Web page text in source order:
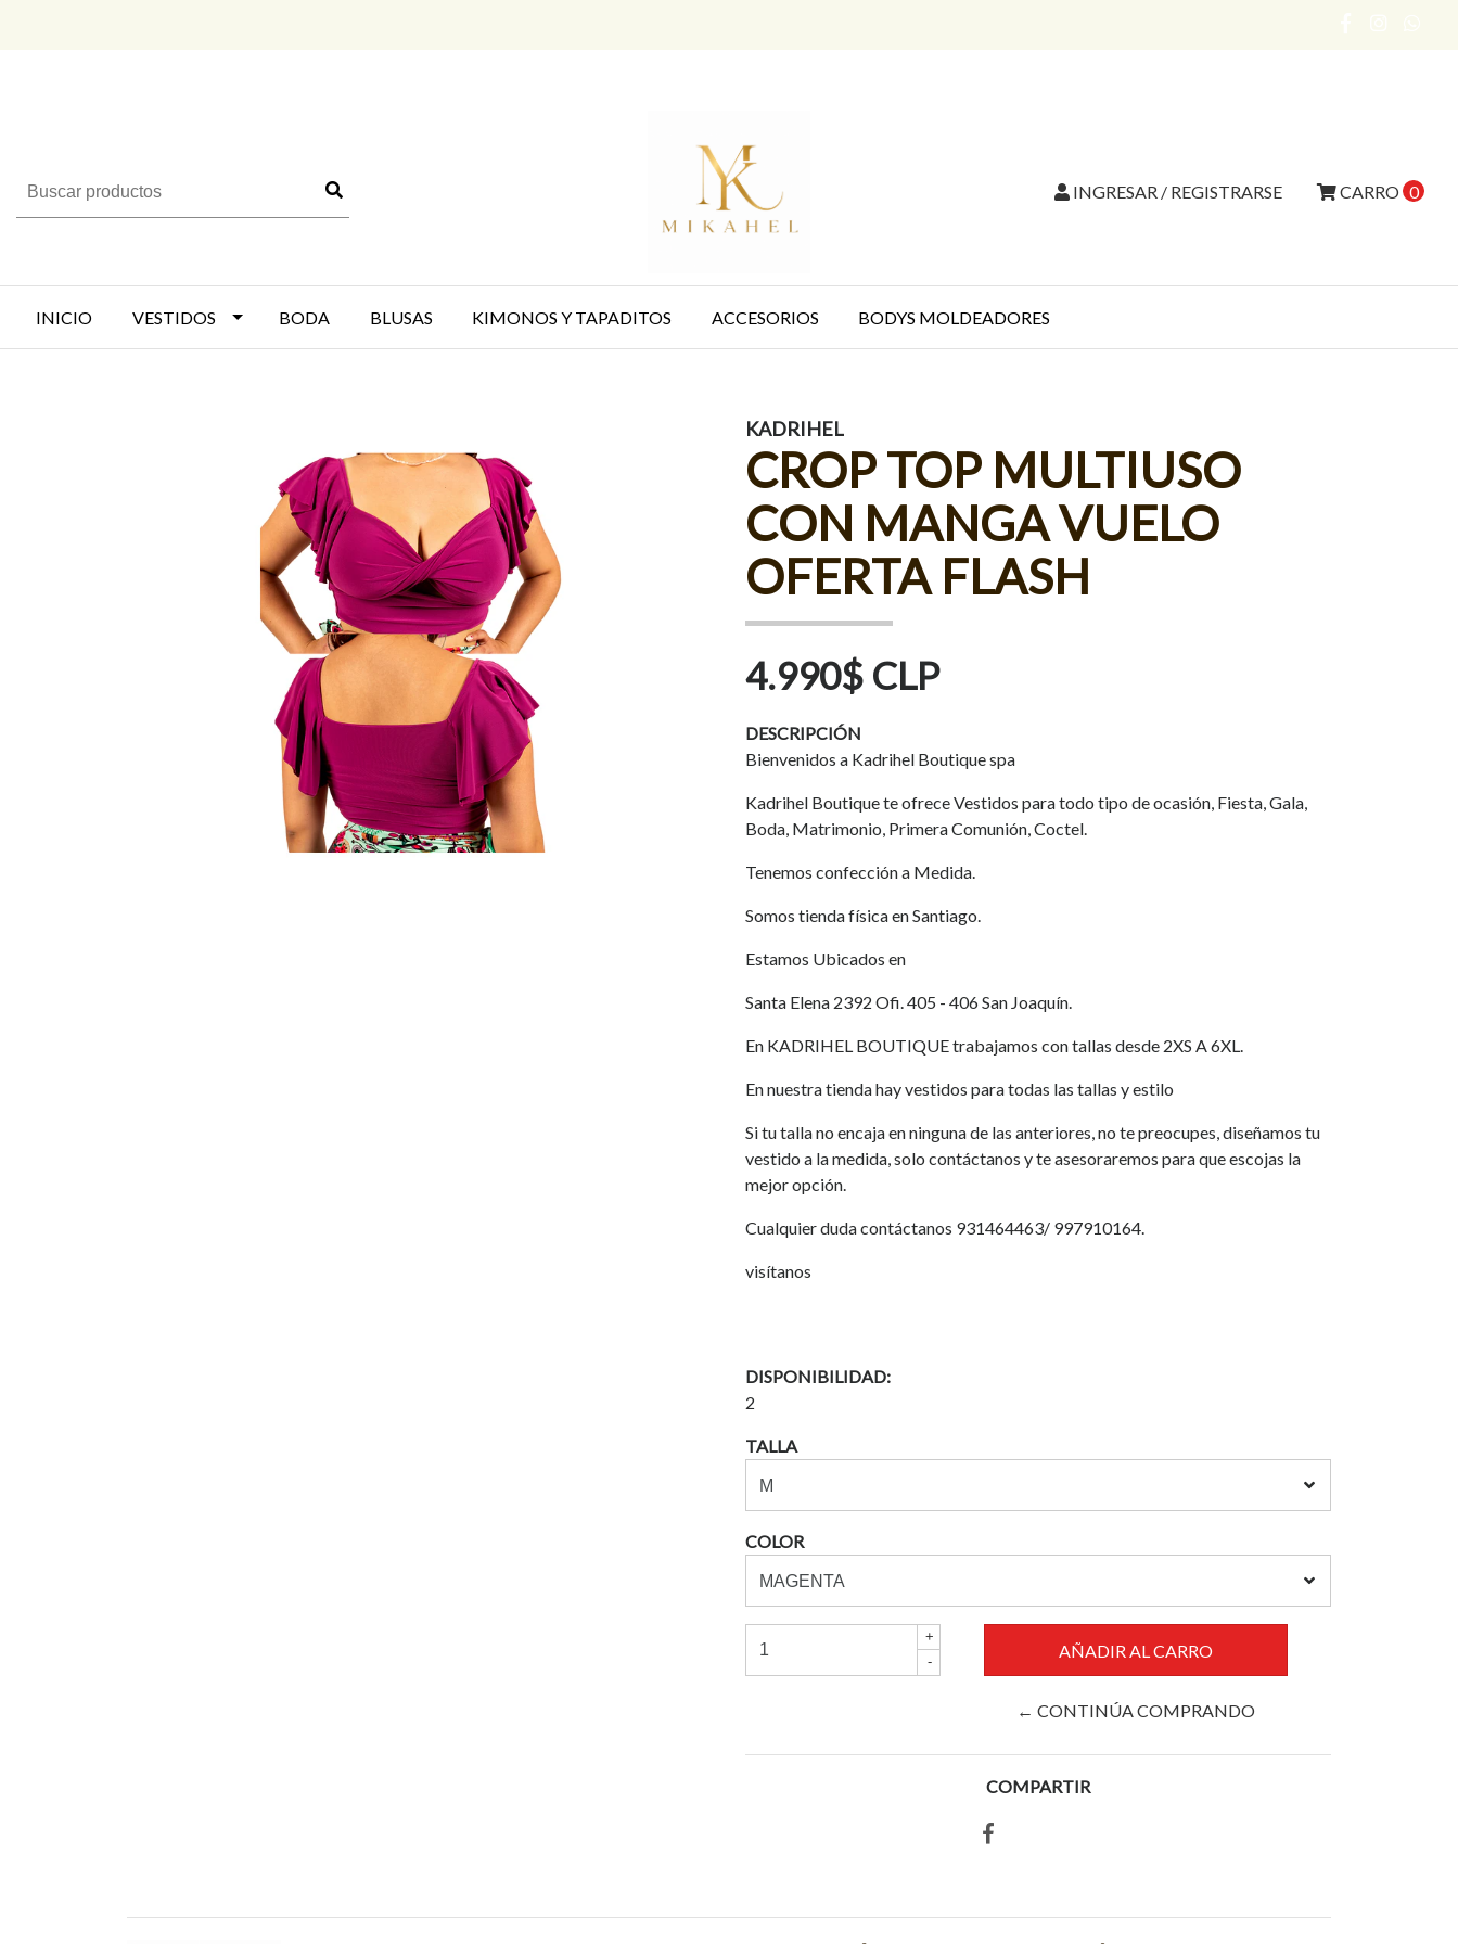
CARRO 0
INGRESAR / REGISTRARSE
INICIO VESTIDOS BODA BLUSAS KIMONOS Y TAPADITOS ACCESORIOS BODYS MOLDEADORES
KADRIHEL
CROP TOP MULTIUSO
CON MANGA VUELO
OFERTA FLASH
4.990$ CLP
DESCRIPCIÓN
Bienvenidos a Kadrihel Boutique spa
Kadrihel Boutique te ofrece Vestidos para todo tipo de ocasión, Fiesta, Gala,
Boda, Matrimonio, Primera Comunión, Coctel.
Tenemos confección a Medida.
Somos tienda física en Santiago.
Estamos Ubicados en
Santa Elena 2392 Ofi. 405 - 406 San Joaquín.
En KADRIHEL BOUTIQUE trabajamos con tallas desde 2XS A 6XL.
En nuestra tienda hay vestidos para todas las tallas y estilo
Si tu talla no encaja en ninguna de las anteriores, no te preocupes, diseñamos tu
vestido a la medida, solo contáctanos y te asesoraremos para que escojas la
mejor opción.
Cualquier duda contáctanos 931464463/ 997910164.
visítanos
DISPONIBILIDAD:
2
TALLA
COLOR
+
-
← CONTINÚA COMPRANDO
COMPARTIR